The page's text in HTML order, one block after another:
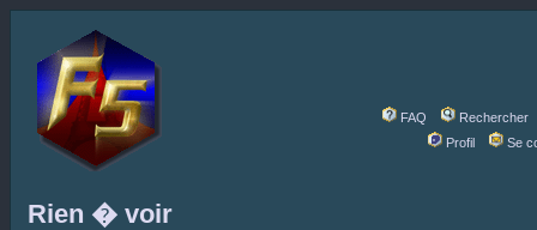
FAQ
Rechercher
Profil
Se
Rien � voir